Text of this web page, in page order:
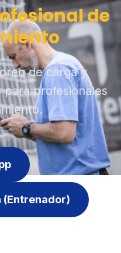
de
de carga y
profesionales
(Entrenador)